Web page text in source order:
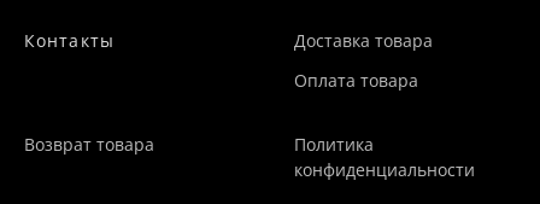
Контакты
Доставка товара
Оплата товара
Возврат товара
Политика
конфиденциальности